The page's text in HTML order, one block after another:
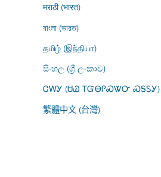
मराठी (भारत)
বাংলা (ভারত)
தமிழ் (இந்தியா)
සිංහල (ශ්‍රී ලංකාව)
ᏣᎳᎩ (ᏌᏊ ᎢᏳᎾᎵᏍᏔᏅ ᏍᎦᏚᎩ)
繁體中文 (台灣)